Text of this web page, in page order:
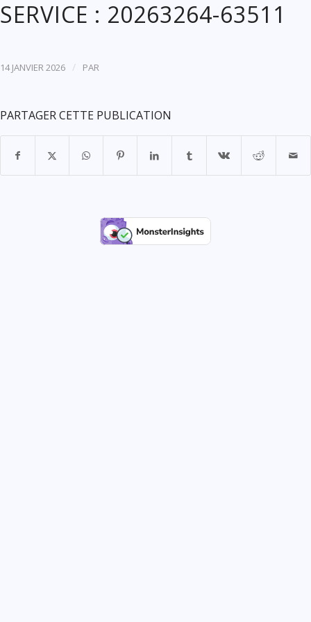
SERVICE : 20263264-63511
14 JANVIER 2026 / PAR
PARTAGER CETTE PUBLICATION